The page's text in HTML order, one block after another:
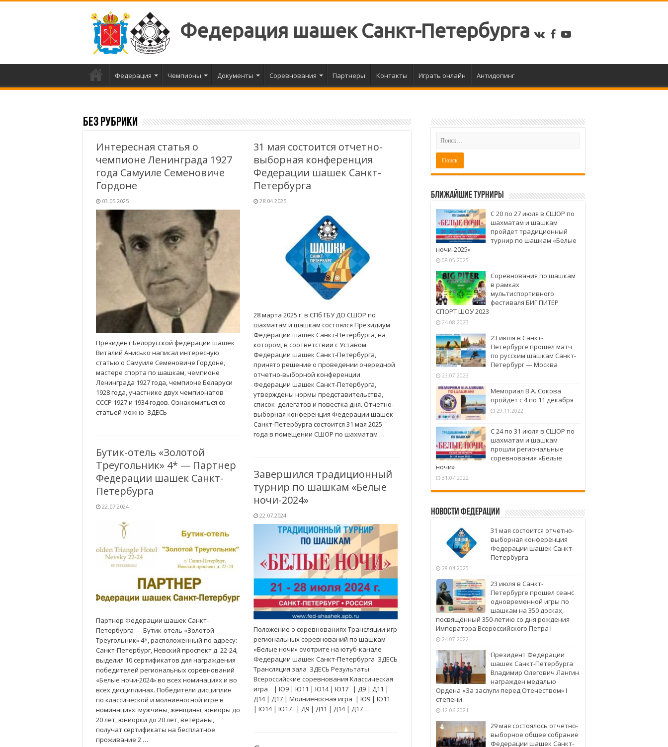
Федерация шашек Санкт-Петербурга
Федерация Чемпионы Документы Соревнования Партнеры Контакты Играть онлайн Антидопинг
Без рубрики
Интересная статья о
чемпионе Ленинграда 1927
года Самуиле Семеновиче
Гордоне
03.05.2025
Президент Белорусской федерации шашек
Виталий Анисько написал интересную
статью о Самуиле Семеновиче Гордоне,
мастере спорта по шашкам, чемпионе
Ленинграда 1927 года, чемпионе Беларуси
1928 года, участнике двух чемпионатов
СССР 1927 и 1934 годов. Ознакомиться со
статьей можно ЗДЕСЬ
31 мая состоится отчетно-
выборная конференция
Федерации шашек Санкт-
Петербурга
28.04.2025
28 марта 2025 г. в СПб ГБУ ДО СШОР по
шахматам и шашкам состоялся Президиум
Федерации шашек Санкт-Петербурга, на
котором, в соответствии с Уставом
Федерации шашек Санкт-Петербурга,
принято решение о проведении очередной
отчетно-выборной конференции
Федерации шашек Санкт-Петербурга,
утверждены нормы представительства,
список делегатов и повестка дня. Отчетно-
выборная конференция Федерации шашек
Санкт-Петербурга состоится 31 мая 2025
года в помещении СШОР по шахматам …
Бутик-отель «Золотой
Треугольник» 4* — Партнер
Федерации шашек Санкт-
Петербурга
22.07.2024
Партнер Федерации шашек Санкт-
Петербурга — Бутик-отель «Золотой
Треугольник» 4*, расположенный по адресу:
Санкт-Петербург, Невский проспект д. 22-24,
выделил 10 сертификатов для награждения
победителей региональных соревнований
«Белые ночи-2024» во всех номинациях и во
всех дисциплинах. Победители дисциплин
по классической и молниеносной игре в
номинациях: мужчины, женщины, юниоры до
20 лет, юниорки до 20 лет, ветераны,
получат сертификаты на бесплатное
проживание 2 …
Завершился традиционный
турнир по шашкам «Белые
ночи-2024»
22.07.2024
Положение о соревнованиях Трансляции игр
региональных соревнований по шашкам
«Белые ночи» смотрите на ютуб-канале
Федерации шашек Санкт-Петербурга ЗДЕСЬ
Трансляция зала ЗДЕСЬ Результаты
Всероссийские соревнования Классическая
игра | Ю9 | Ю11 | Ю14 | Ю17 | Д9 | Д11 |
Д14 | Д17 | Молниеносная игра | Ю9 | Ю11
| Ю14 | Ю17 | Д9 | Д11 | Д14 | Д17 …
Ближайшие турниры
С 20 по 27 июля в СШОР по
шахматам и шашкам
пройдет традиционный
турнир по шашкам «Белые
ночи-2025»
08.05.2025
Соревнования по шашкам
в рамках
мультиспортивного
фестиваля БИГ ПИТЕР
СПОРТ ШОУ 2023
24.08.2023
23 июля в Санкт-
Петербурге прошел матч
по русским шашкам Санкт-
Петербург — Москва
23.07.2023
Мемориал В.А. Сокова
пройдет с 4 по 11 декабря
29.11.2022
С 24 по 31 июля в СШОР по
шахматам и шашкам
прошли региональные
соревнования «Белые
ночи»
31.07.2022
Новости федерации
31 мая состоится отчетно-
выборная конференция
Федерации шашек Санкт-
Петербурга
28.04.2025
23 июля в Санкт-
Петербурге прошел сеанс
одновременной игры по
шашкам на 350 досках,
посвящённый 350-летию со дня рождения
Императора Всероссийского Петра I
24.07.2022
Президент Федерации
шашек Санкт-Петербурга
Владимир Олегович Лангин
награжден медалью
Ордена «За заслуги перед Отечеством» I
степени
12.06.2021
29 мая состоялось отчетно-
выборное общее собрание
Федерации шашек Санкт-